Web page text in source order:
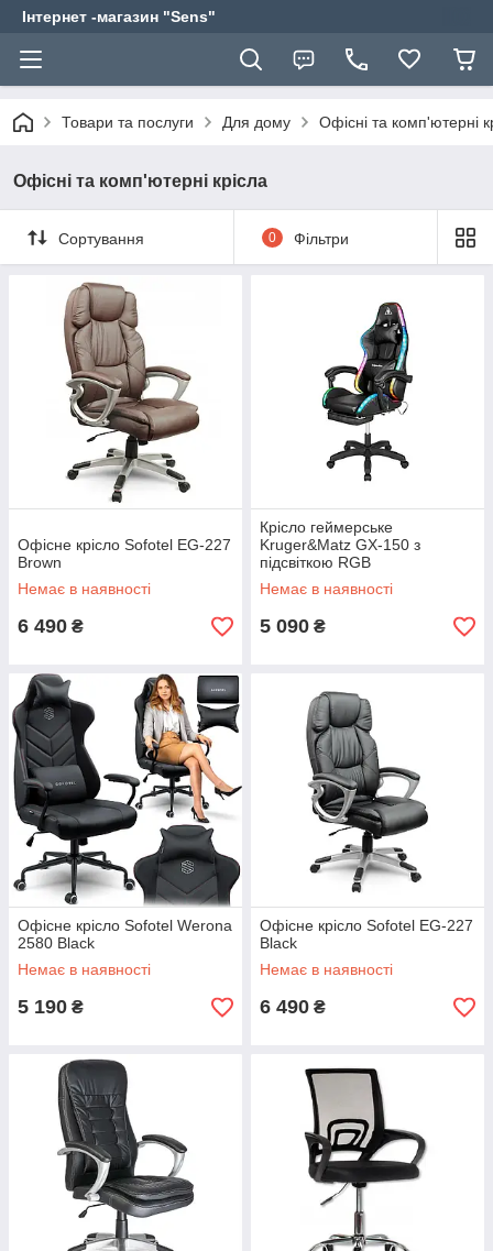
Інтернет -магазин "Sens"
Товари та послуги Для дому Офісні та комп'ютерні
Офісні та комп'ютерні крісла
Сортування 0 Фільтри
Офісне крісло Sofotel EG-227
Brown
Немає в наявності
6 490 ₴
Крісло геймерське
Kruger&Matz GX-150 з
підсвіткою RGB
Немає в наявності
5 090 ₴
Офісне крісло Sofotel Werona
2580 Black
Немає в наявності
5 190 ₴
Офісне крісло Sofotel EG-227
Black
Немає в наявності
6 490 ₴